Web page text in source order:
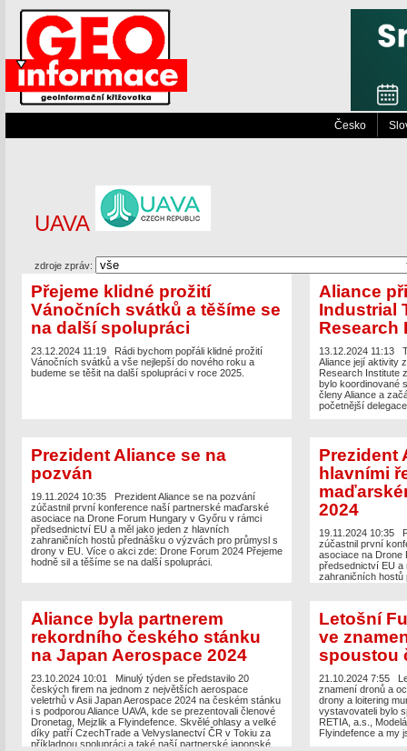
Česko
UAVA
zdroje zpráv:
Přejeme klidné prožití
Vánočních svátků a těšíme se
na další spolupráci
23.12.2024 11:19
Rádi bychom popřáli klidné prožití
Vánočních svátků a vše nejlepší do nového roku a
budeme se těšit na další spolupráci v roce 2025.
Aliance
Industrial
Research
13.12.2024 11:13
Aliance její aktivity
Research Institute
bylo koordinované
členy Aliance a
početnější
Prezident Aliance se na
pozván
19.11.2024 10:35
Prezident Aliance se na pozvání
zúčastnil první konference naší partnerské maďarské
asociace na Drone Forum Hungary v Győru v rámci
předsednictví EU a měl jako jeden z hlavních
zahraničních hostů přednášku o výzvách pro průmysl s
drony v EU. Více o akci zde: Drone Forum 2024 Přejeme
hodně sil a těšíme se na další spolupráci.
Prezident
hlavními
2024
19.11.2024 10:35
zúčastnil první
asociace na Drone
předsednictví EU a
zahraničních hostů
Aliance byla partnerem
rekordního českého stánku
na Japan Aerospace 2024
23.10.2024 10:01
Minulý týden se představilo 20
českých firem na jednom z největších aerospace
veletrhů v Asii Japan Aerospace 2024 na českém stánku
i s podporou Aliance UAVA, kde se prezentovali členové
Dronetag, Mejzlik a Flyindefence. Skvělé ohlasy a velké
díky patří CzechTrade a Velvyslanectví ČR v Tokiu za
příkladnou spolupráci a také naší partnerské japonské
Letošní
ve
spoustou
21.10.2024 7:55
znamení dronů a
drony a loitering
vystavovateli bylo
RETIA, a.s.,
Flyindefence a my